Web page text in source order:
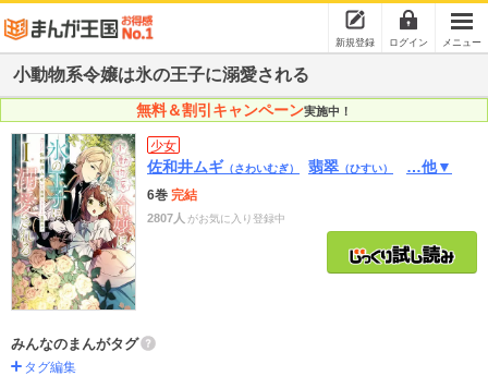
新規登録 ログイン メニュー
小動物系令嬢は氷の王子に溺愛される
無料＆割引キャンペーン実施中！
少女
佐和井ムギ （さわいむぎ） 翡翠 （ひすい） …他▼
6巻 完結
2807人 がお気に入り登録中
みんなのまんがタグ
タグ編集